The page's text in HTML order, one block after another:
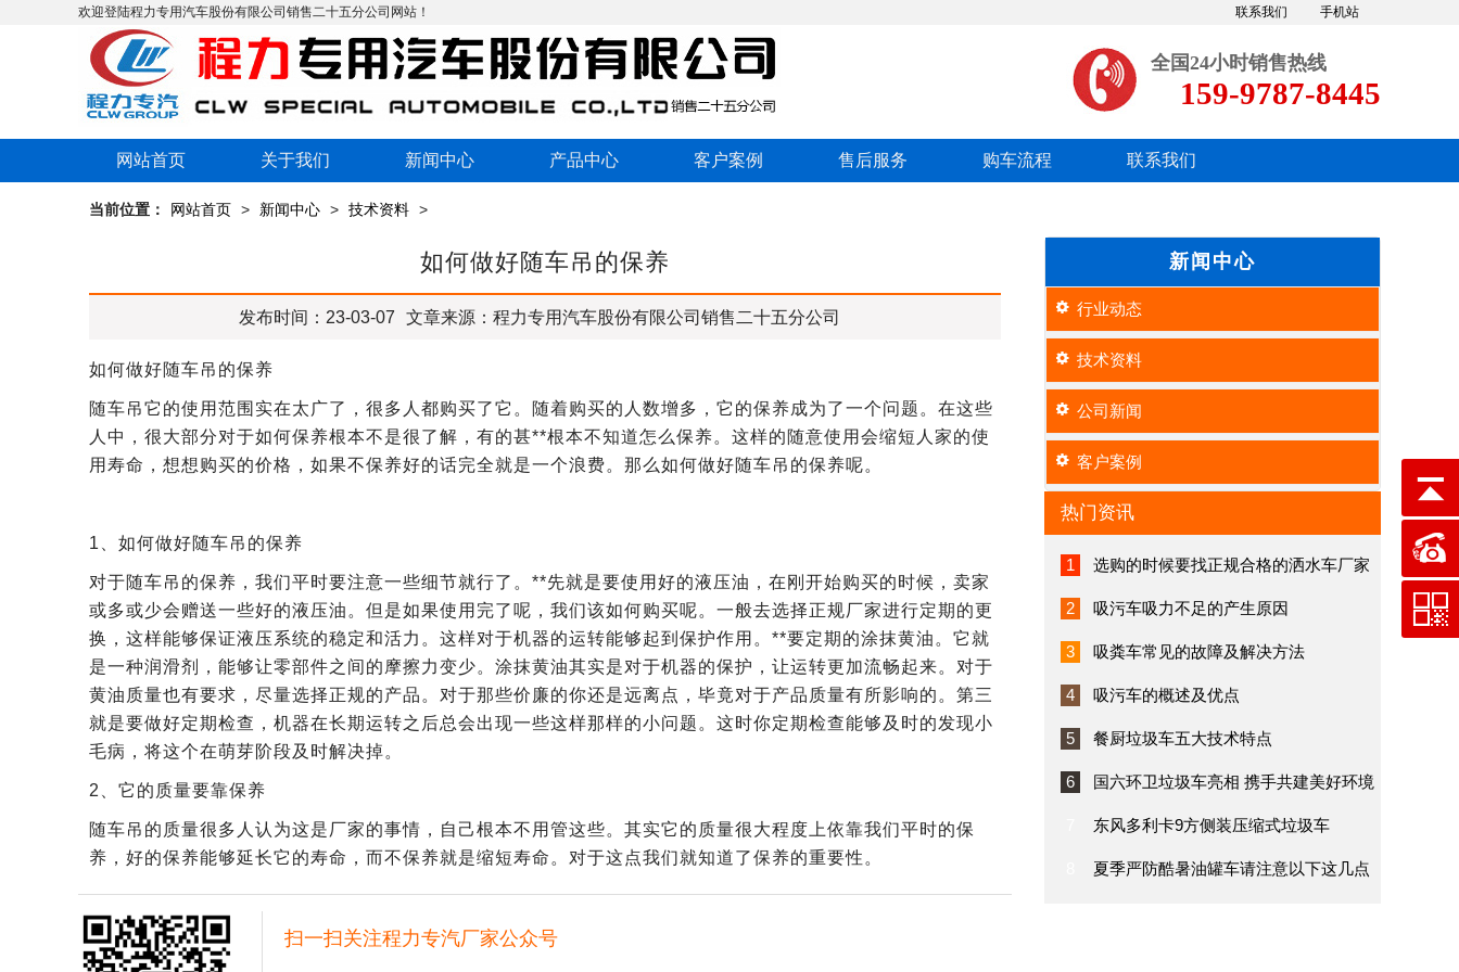
欢迎登陆程力专用汽车股份有限公司销售二十五分公司网站！ 手机站
联系我们
全国24小时销售热线
159-9787-8445
网站首页 关于我们 新闻中心 产品中心 客户案例 售后服务 购车流程 联系我们
当前位置： 网站首页 > 新闻中心 > 技术资料 >
如何做好随车吊的保养
发布时间：23-03-07 文章来源：程力专用汽车股份有限公司销售二十五分公司
如何做好随车吊的保养
随车吊它的使用范围实在太广了，很多人都购买了它。随着购买的人数增多，它的保养成为了一个问题。在这些
人中，很大部分对于如何保养根本不是很了解，有的甚**根本不知道怎么保养。这样的随意使用会缩短人家的使
用寿命，想想购买的价格，如果不保养好的话完全就是一个浪费。那么如何做好随车吊的保养呢。
1、如何做好随车吊的保养
对于随车吊的保养，我们平时要注意一些细节就行了。**先就是要使用好的液压油，在刚开始购买的时候，卖家
或多或少会赠送一些好的液压油。但是如果使用完了呢，我们该如何购买呢。一般去选择正规厂家进行定期的更
换，这样能够保证液压系统的稳定和活力。这样对于机器的运转能够起到保护作用。**要定期的涂抹黄油。它就
是一种润滑剂，能够让零部件之间的摩擦力变少。涂抹黄油其实是对于机器的保护，让运转更加流畅起来。对于
黄油质量也有要求，尽量选择正规的产品。对于那些价廉的你还是远离点，毕竟对于产品质量有所影响的。第三
就是要做好定期检查，机器在长期运转之后总会出现一些这样那样的小问题。这时你定期检查能够及时的发现小
毛病，将这个在萌芽阶段及时解决掉。
2、它的质量要靠保养
随车吊的质量很多人认为这是厂家的事情，自己根本不用管这些。其实它的质量很大程度上依靠我们平时的保
养，好的保养能够延长它的寿命，而不保养就是缩短寿命。对于这点我们就知道了保养的重要性。
扫一扫关注程力专汽厂家公众号
新闻中心
行业动态
技术资料
公司新闻
客户案例
热门资讯
1 选购的时候要找正规合格的洒水车厂家
2 吸污车吸力不足的产生原因
3 吸粪车常见的故障及解决方法
4 吸污车的概述及优点
5 餐厨垃圾车五大技术特点
6 国六环卫垃圾车亮相 携手共建美好环境
东风多利卡9方侧装压缩式垃圾车
夏季严防酷暑油罐车请注意以下这几点